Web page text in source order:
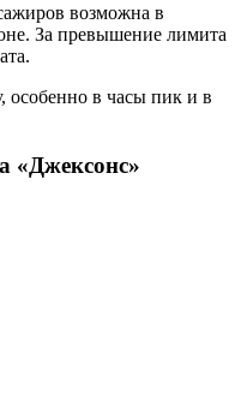
возможна в
За превышение лимита
особенно в часы пик и в
«Джексонс»